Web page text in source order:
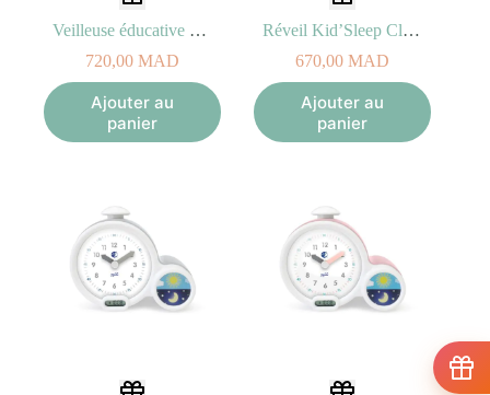
Veilleuse éducative Indicatrice de Lever Kid Sleep Moon
720,00 MAD
Ajouter au
panier
Réveil Kid’Sleep Clock Bleu
670,00 MAD
Ajouter au
panier